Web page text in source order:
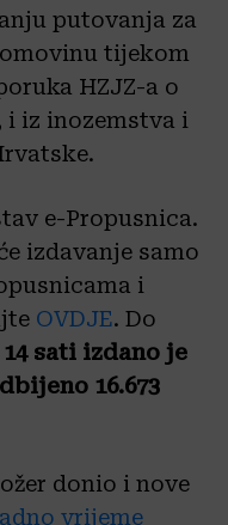
putovanja za
tijekom
HZJZ-a o
iz inozemstva i
e-Propusnica.
izdavanje samo
i
OVDJE. Do
sati izdano je
16.673
donio i nove
vrijeme